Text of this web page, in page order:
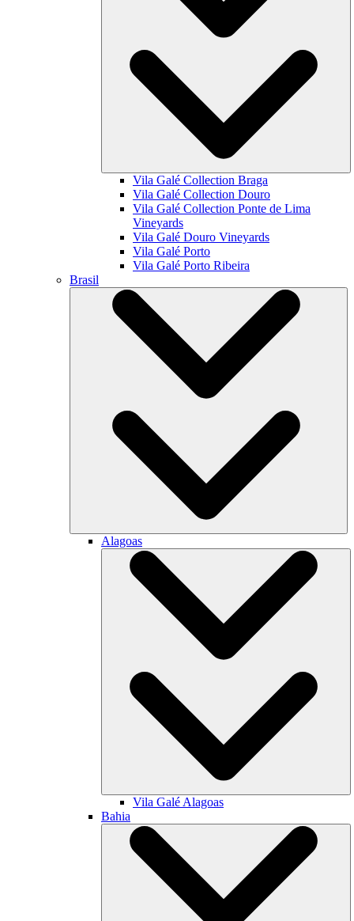
Vila Galé Collection Braga
Vila Galé Collection Douro
Vila Galé Collection Ponte de Lima
Vineyards
Vila Galé Douro Vineyards
Vila Galé Porto
Vila Galé Porto Ribeira
Brasil
Alagoas
Vila Galé Alagoas
Bahia